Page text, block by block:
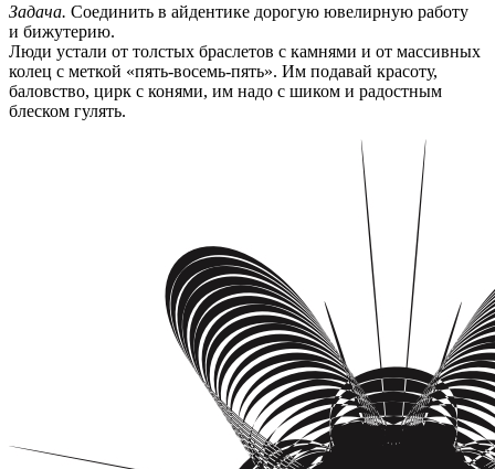
Задача. Соединить в айдентике дорогую ювелирную работу
и бижутерию.
Люди устали от толстых браслетов с камнями и от массивных
колец с меткой «пять-восемь-пять». Им подавай красоту,
баловство, цирк с конями, им надо с шиком и радостным
блеском гулять.